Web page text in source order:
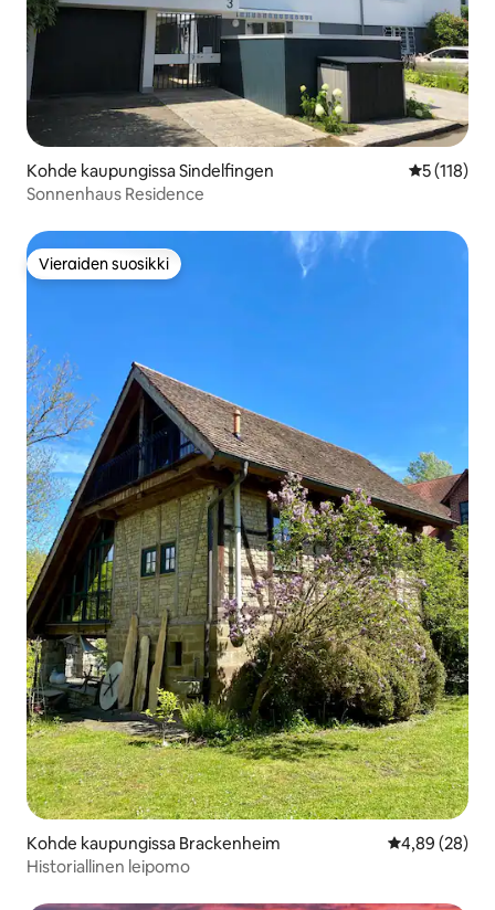
Kohde kaupungissa Sindelfingen
5 (118)
Sonnenhaus Residence
Vieraiden suosikki
Vieraiden suosikki
Kohde kaupungissa Brackenheim
4,89 (28)
Historiallinen leipomo